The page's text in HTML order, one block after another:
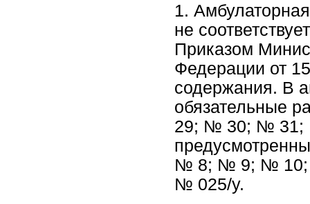
1.
не
Приказом
Федерации от
содержания. В
29; № 30; №
№ 8; № 9; № 10;
№ 025/у.